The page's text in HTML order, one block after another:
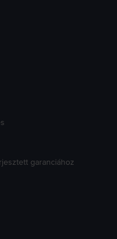
garanciához